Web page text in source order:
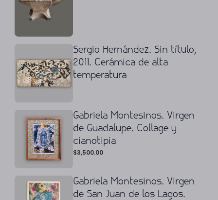
Sergio Hernández. Sin título,
2011. Cerámica de alta
temperatura
Gabriela Montesinos. Virgen
de Guadalupe. Collage y
cianotipia
$3,500.00
Gabriela Montesinos. Virgen
de San Juan de los Lagos.